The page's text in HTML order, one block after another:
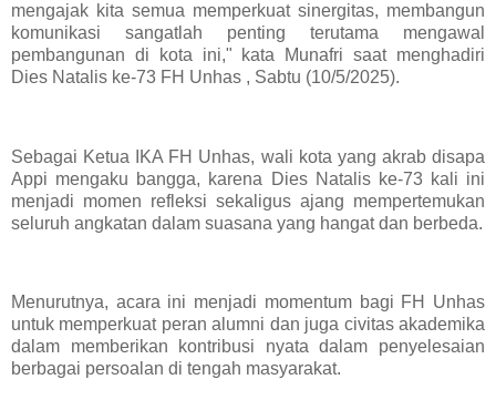
mengajak kita semua memperkuat sinergitas, membangun
komunikasi sangatlah penting terutama mengawal
pembangunan di kota ini," kata Munafri saat menghadiri
Dies Natalis ke-73 FH Unhas , Sabtu (10/5/2025).
Sebagai Ketua IKA FH Unhas, wali kota yang akrab disapa
Appi mengaku bangga, karena Dies Natalis ke-73 kali ini
menjadi momen refleksi sekaligus ajang mempertemukan
seluruh angkatan dalam suasana yang hangat dan berbeda.
Menurutnya, acara ini menjadi momentum bagi FH Unhas
untuk memperkuat peran alumni dan juga civitas akademika
dalam memberikan kontribusi nyata dalam penyelesaian
berbagai persoalan di tengah masyarakat.